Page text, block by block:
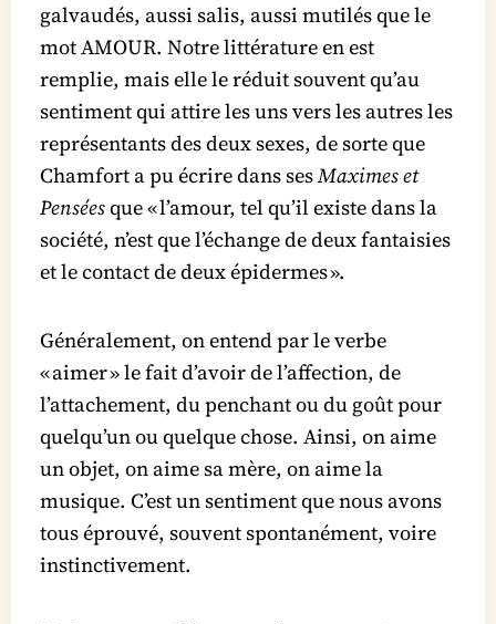
galvaudés, aussi salis, aussi mutilés que le
mot AMOUR. Notre littérature en est
remplie, mais elle le réduit souvent qu’au
sentiment qui attire les uns vers les autres les
représentants des deux sexes, de sorte que
Chamfort a pu écrire dans sesMaximes et
Penséesque « l’amour, tel qu’il existe dans la
société, n’est que l’échange de deux fantaisies
et le contact de deux épidermes ».
Généralement, on entend par le verbe
« aimer » le fait d’avoir de l’affection, de
l’attachement, du penchant ou du goût pour
quelqu’un ou quelque chose. Ainsi, on aime
un objet, on aime sa mère, on aime la
musique. C’est un sentiment que nous avons
tous éprouvé, souvent spontanément, voire
instinctivement.